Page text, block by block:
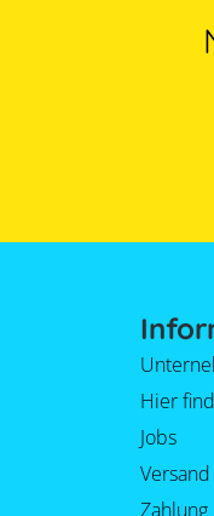
Hier
Jobs
Versand
Zahlung